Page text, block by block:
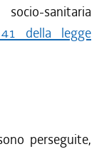
sanitaria
della legge
perseguite,